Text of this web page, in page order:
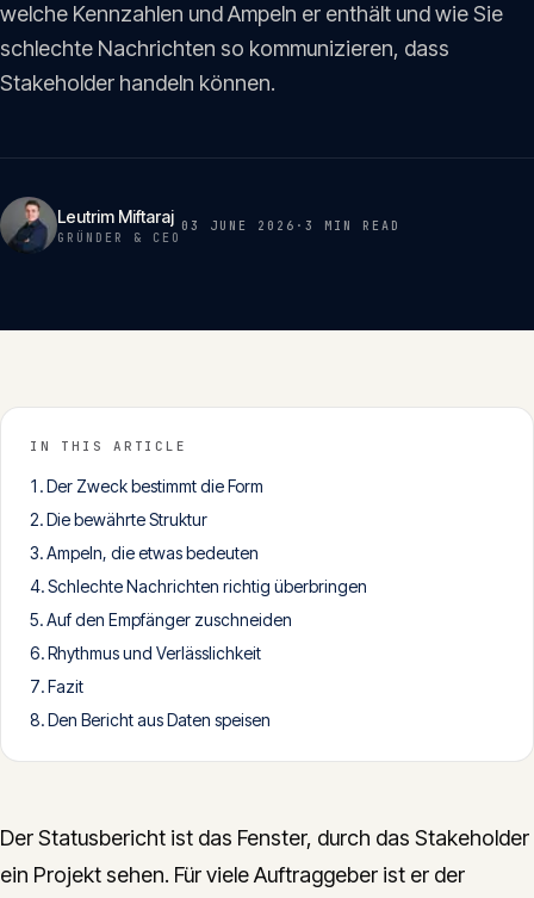
Insights
Glossar 06
Kontakt
info@innopulse.io +41 79 508 28 06
Gotthardstrasse 30, 6300 Zug
welche Kennzahlen und Ampeln er enthält und wie Sie
schlechte Nachrichten so kommunizieren, dass
Stakeholder handeln können.
Leutrim Miftaraj
GRÜNDER & CEO
03 JUNE 2026 · 3 MIN READ
IN THIS ARTICLE
Der Zweck bestimmt die Form
Die bewährte Struktur
Ampeln, die etwas bedeuten
Schlechte Nachrichten richtig überbringen
Auf den Empfänger zuschneiden
Rhythmus und Verlässlichkeit
Fazit
Den Bericht aus Daten speisen
Der Statusbericht ist das Fenster, durch das Stakeholder
ein Projekt sehen. Für viele Auftraggeber ist er der